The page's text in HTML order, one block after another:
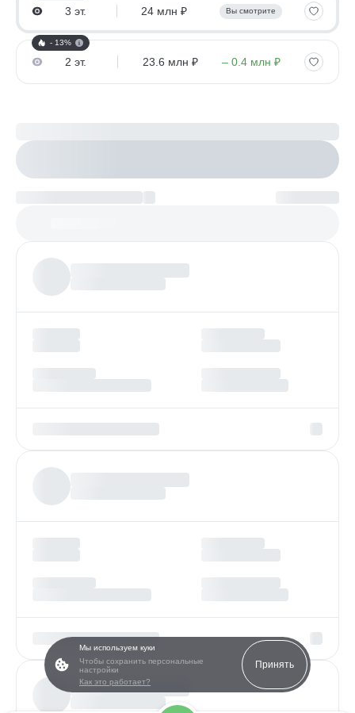
3 эт. 24 млн ₽ Вы смотрите
- 13%
2 эт. 23.6 млн ₽ – 0.4 млн ₽
Мы используем куки
Чтобы сохранить персональные
настройки
Как это работает?
Принять